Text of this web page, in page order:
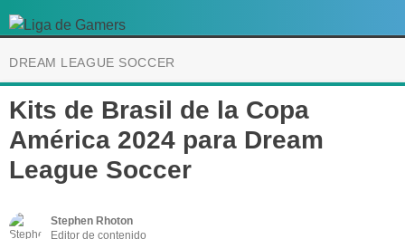
DREAM LEAGUE SOCCER
Kits de Brasil de la Copa
América 2024 para Dream
League Soccer
Stephen Rhoton
Editor de contenido